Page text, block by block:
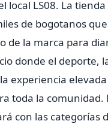
local LS08. La
de bogotanos
de la marca para
donde el deporte,
experiencia
toda la comunidad.
con las categorías